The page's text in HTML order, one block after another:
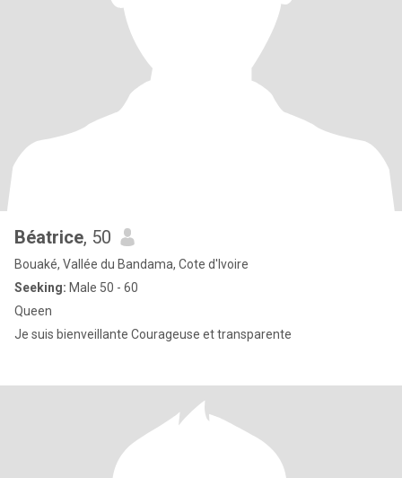
Béatrice, 50
Bouaké, Vallée du Bandama, Cote d'Ivoire
Seeking: Male 50 - 60
Queen
Je suis bienveillante Courageuse et transparente